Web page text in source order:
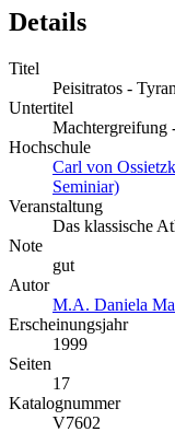
Details
Titel
Peisitratos -
Untertitel
Machtergreifung
Hochschule
Carl von
Seminiar)
Veranstaltung
Das klassische
Note
gut
Autor
M.A. Daniela
Erscheinungsjahr
1999
Seiten
17
Katalognummer
V7602